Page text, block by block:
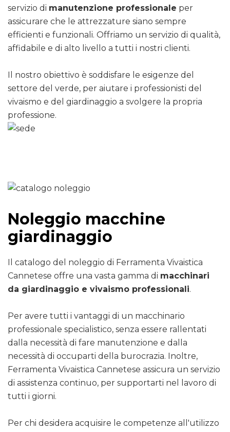
servizio di manutenzione professionale per
assicurare che le attrezzature siano sempre
efficienti e funzionali. Offriamo un servizio di qualità,
affidabile e di alto livello a tutti i nostri clienti.
Il nostro obiettivo è soddisfare le esigenze del
settore del verde, per aiutare i professionisti del
vivaismo e del giardinaggio a svolgere la propria
professione.
Noleggio macchine
giardinaggio
Il catalogo del noleggio di Ferramenta Vivaistica
Cannetese offre una vasta gamma di macchinari
da giardinaggio e vivaismo professionali.
Per avere tutti i vantaggi di un macchinario
professionale specialistico, senza essere rallentati
dalla necessità di fare manutenzione e dalla
necessità di occuparti della burocrazia. Inoltre,
Ferramenta Vivaistica Cannetese assicura un servizio
di assistenza continuo, per supportarti nel lavoro di
tutti i giorni.
Per chi desidera acquisire le competenze all'utilizzo